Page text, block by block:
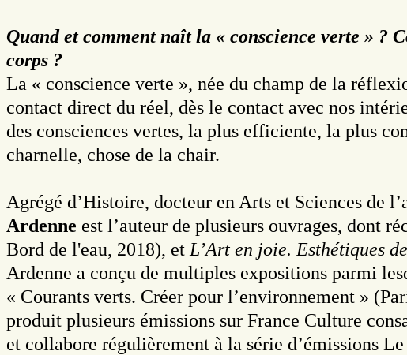
Quand et comment naît la « conscience verte » ?
corps ?
La « conscience verte », née du champ de la
contact direct du réel, dès le contact avec nos
des consciences vertes, la plus efficiente, la plus
charnelle, chose de la chair.
Agrégé d’Histoire, docteur en Arts et Sciences de
Ardenne est l’auteur de plusieurs ouvrages, dont
Bord de l'eau, 2018), et L’Art en joie. Esthétiques
Ardenne a conçu de multiples expositions parmi
« Courants verts. Créer pour l’environnement »
produit plusieurs émissions sur France Culture
et collabore régulièrement à la série d’émissions